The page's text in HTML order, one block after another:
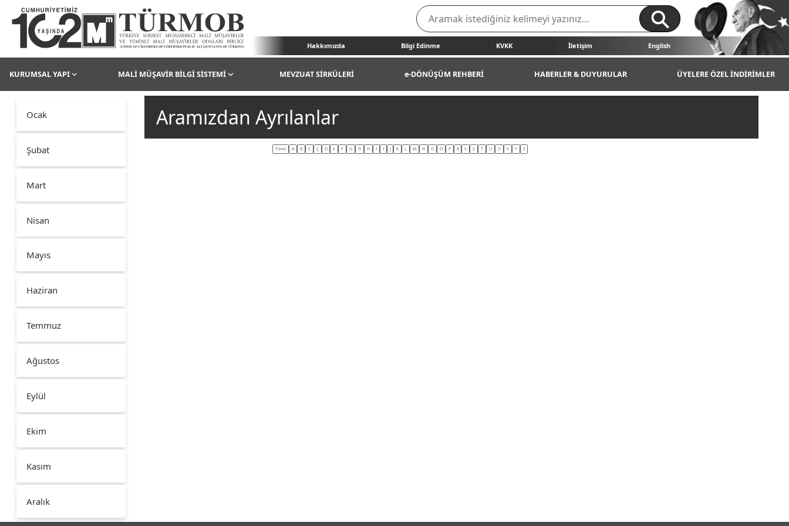
Hakkımızda Bilgi Edinme KVKK İletişim English
KURUMSAL YAPI MALİ MÜŞAVİR BİLGİ SİSTEMİ MEVZUAT SİRKÜLERİ e-DÖNÜŞÜM REHBERİ HABERLER & DUYURULAR ÜYELERE ÖZEL İNDİRİMLER
Ocak
Şubat
Mart
Nisan
Mayıs
Haziran
Temmuz
Ağustos
Eylül
Ekim
Kasım
Aralık
Aramızdan Ayrılanlar
Tümü A B C Ç D E F G Ğ H I İ J K L M N O Ö P R S Ş T U Ü V Y Z